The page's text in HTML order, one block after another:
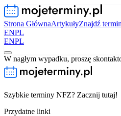
Strona GłównaArtykułyZnajdź
ENPL
ENPL
W nagłym wypadku, proszę
Szybkie terminy NFZ? Zacznij tutaj!
Przydatne linki